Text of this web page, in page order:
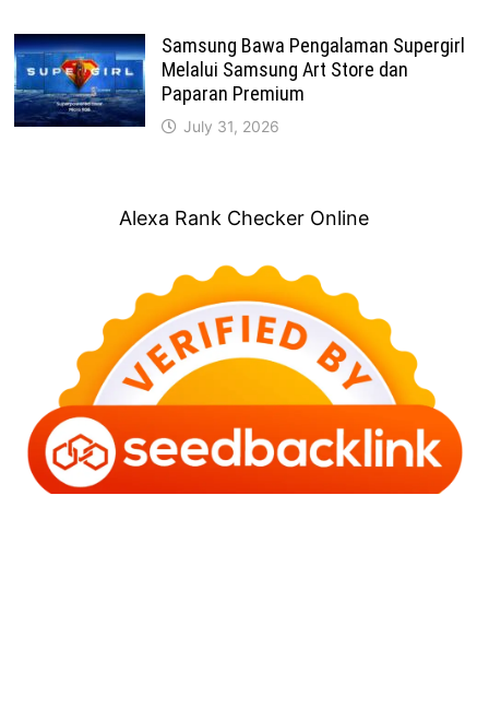
Samsung Bawa Pengalaman Supergirl
Melalui Samsung Art Store dan
Paparan Premium
July 31, 2026
Alexa Rank Checker Online